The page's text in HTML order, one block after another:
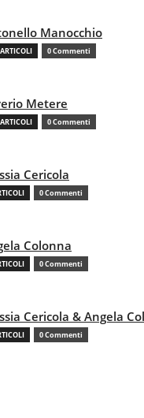
Manocchio
0 Commenti
Metere
0 Commenti
Cericola
0 Commenti
Colonna
0 Commenti
Cericola & Angela
0 Commenti